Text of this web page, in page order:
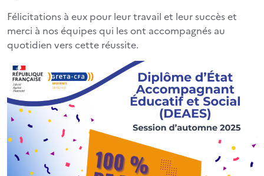
Félicitations à eux pour leur travail et leur succès et
merci à nos équipes qui les ont accompagnés au
quotidien vers cette réussite.